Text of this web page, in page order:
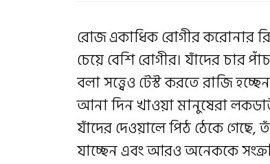
রোজ একাধিক রোগীর করোনার
চেয়ে বেশি রোগীর। যাঁদের চার
বলা সত্ত্বেও টেস্ট করতে রাজি
আনা দিন খাওয়া মানুষেরা
যাঁদের দেওয়ালে পিঠ ঠেকে
যাচ্ছেন এবং আরও অনেককে